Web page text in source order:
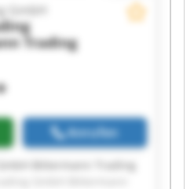
GmbH
Trading
Anrufen
Bittermann Trading